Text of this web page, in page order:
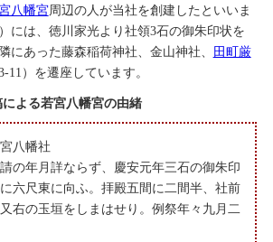
八幡宮周辺の人が当社を創建したといいま
には、徳川家光より社領3石の御朱印状を
にあった藤森稲荷神社、金山神社、
田町厳
11）を遷座しています。
よる若宮八幡宮の由緒
八幡社
の年月詳ならず、慶安元年三石の御朱印
六尺東に向ふ。拝殿五間に二間半、社前
右の玉垣をしまはせり。例祭年々九月二